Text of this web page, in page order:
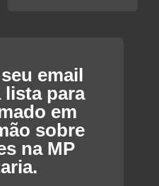
email
lista para
em
sobre
na MP